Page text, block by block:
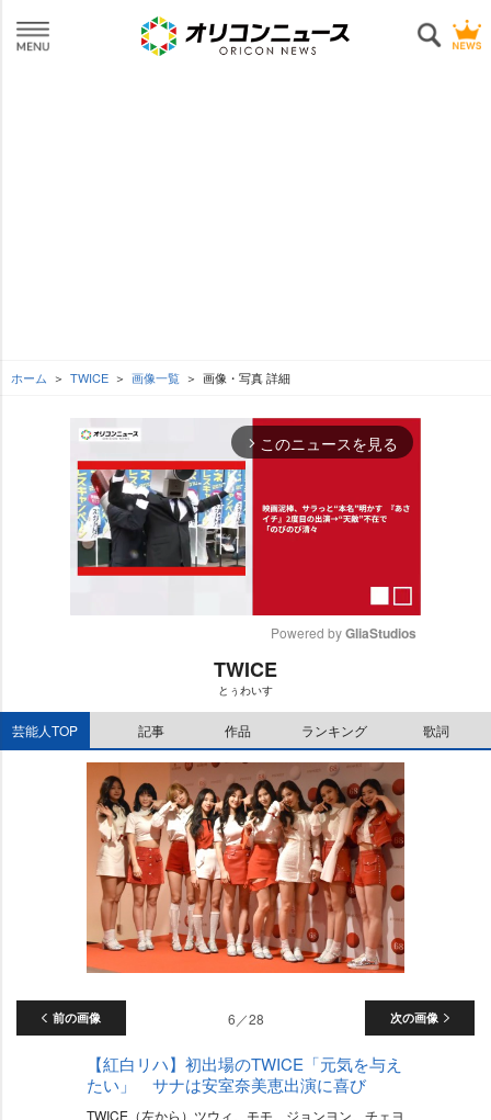
ホーム TWICE 画像一覧 画像・写真 詳細
arrow_forward_ios このニュースを見る
e
Powered by GliaStudios
TWICE
とぅわいす
芸能人TOP 記事 作品 ランキング 歌詞
前の画像 次の画像
6／28
【紅白リハ】初出場のTWICE「元気を与え
たい」 サナは安室奈美恵出演に喜び
TWICE（左から）ツウィ、モモ、ジョンヨン、チェヨ